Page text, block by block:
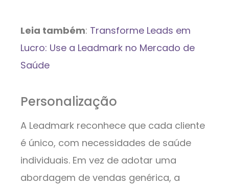
Leia também: Transforme Leads em
Lucro: Use a Leadmark no Mercado de
Saúde
Personalização
A Leadmark reconhece que cada cliente
é único, com necessidades de saúde
individuais. Em vez de adotar uma
abordagem de vendas genérica, a